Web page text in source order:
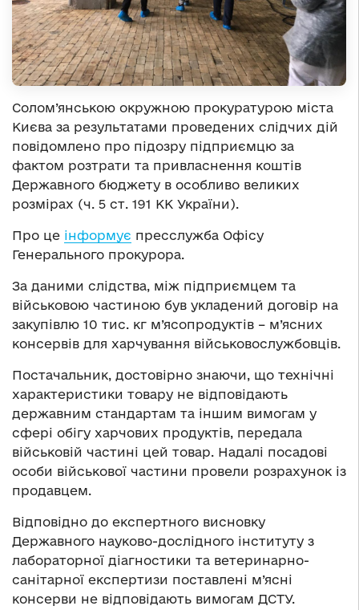
Солом’янською окружною прокуратурою міста
Києва за результатами проведених слідчих дій
повідомлено про підозру підприємцю за
фактом розтрати та привласнення коштів
Державного бюджету в особливо великих
розмірах (ч. 5 ст. 191 КК України).
Про це інформує пресслужба Офісу
Генерального прокурора.
За даними слідства, між підприємцем та
військовою частиною був укладений договір на
закупівлю 10 тис. кг м’ясопродуктів – м’ясних
консервів для харчування військовослужбовців.
Постачальник, достовірно знаючи, що технічні
характеристики товару не відповідають
державним стандартам та іншим вимогам у
сфері обігу харчових продуктів, передала
військовій частині цей товар. Надалі посадові
особи військової частини провели розрахунок із
продавцем.
Відповідно до експертного висновку
Державного науково-дослідного інституту з
лабораторної діагностики та ветеринарно-
санітарної експертизи поставлені м’ясні
консерви не відповідають вимогам ДСТУ.